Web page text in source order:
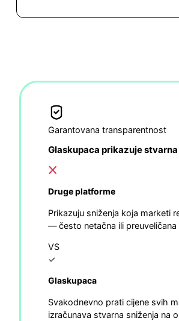
Garantovana transparentnost
Glaskupaca prikazuje
Druge platforme
Prikazuju sniženja koja marketi
— često netačna ili preuveličana
VS
✓
Glaskupaca
Svakodnevno prati cijene svih
izračunava stvarna sniženja na